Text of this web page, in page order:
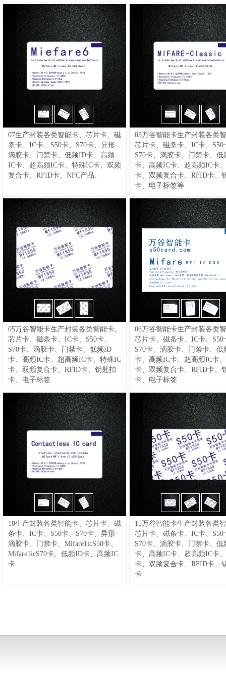
07生产封装各类智能卡、芯片卡、磁
条卡、IC卡、S50卡、S70卡、异形
滴胶卡、门禁卡、低频ID卡、高频
IC卡、超高频IC卡、特殊IC卡、双频
复合卡、RFID卡、NFC产品、
03万谷智能卡生产封装各类
芯片卡、磁条卡、IC卡、S50
S70卡、滴胶卡、门禁卡、低
卡、高频IC卡、超高频IC卡
卡、双频复合卡、RFID卡、
卡、电子标签等
05万谷智能卡生产封装各类智能卡、
芯片卡、磁条卡、IC卡、S50卡、
S70卡、滴胶卡、门禁卡、低频ID
卡、高频IC卡、超高频IC卡、特殊IC
卡、双频复合卡、RFID卡、钥匙扣
卡、电子标签
06万谷智能卡生产封装各类
芯片卡、磁条卡、IC卡、S50
S70卡、滴胶卡、门禁卡、低
卡、高频IC卡、超高频IC卡
卡、双频复合卡、RFID卡、
卡、电子标签
18生产封装各类智能卡、芯片卡、磁
条卡、IC卡、S50卡、S70卡、异形
滴胶卡、门禁卡、Mifare1icS50卡、
Mifare1icS70卡、低频ID卡、高频IC
卡
15万谷智能卡生产封装各类
芯片卡、磁条卡、IC卡、S50
S70卡、滴胶卡、门禁卡、低
卡、高频IC卡、超高频IC卡
卡、双频复合卡、RFID卡、
卡
流量开关靶式流量开关流量开关流量
开关水流开关插入式流水开关 /
01,LKB-01D.COM挡板式流量开关，
FB12传感器升级版 / 03,FE20活塞式
流量开关，气液两用活塞式流量开关
传感器与控制器升级版XIDE新西德
传感器电子设备制造厂@活塞式流量
开关 / 04,FE40活塞式流量开关，气
液活塞式显示流量开关定制版XIDE
新西德传感器电子设备制造厂@流量
显示开关 / 05,FE50.CC|指针式流量开
关|磁珠流量开关|活塞式流量开关|活
塞流量开关|气体监测|流量开关|水流
开关|水流量开关|可调式流量开关|消
防流量开关|示流信号器|油流开关|机
械式流量开关|断流报警|滚珠流量开
关|指针显示通断检测|磁性感应流量
开关| / 07,FR12电子式流量开关，常
量开关传感器 / 09,FSC100一体式数
显型流量+温度开关传感器XIDE新西
德传感器电子设备制造厂@热制式传
感器 / 19,F200.CC一体式流量温度开
关传感器XIDE新西德，流量开关,流
量传感器,水流量开关,水流量传感器,
新西德电子设备XIDE.APP@一体式
流量温度开关
20,消防流量开关
体涡轮流量计
/ 16,节流装置 /
17,LWGY-32螺纹连接液体涡轮脉冲
型流量计新款
21,F2000X升级型流
量积算仪
限温度开关|高启温度开关|低启温度
开关|温控器|热水温控器|管道温控器|
锅炉温控器|供热温控器|双金属式温
控器|压力式温控器| / 62,ST20机械式
双金属片温度变送器传感器升级版温
度,湿度,开关,传感器,控制器,变送器,
温控器,热保护器,温度计,湿度计,@温
度传感器,新西德电子设备XIDE.APP
63,ST30(PT100)气液温度开关变送
器,控制器,变送器,温控器,热保护器,
温度计,湿度计,@温度变送器,新西德
电子设备XIDE.APP /
64,ST40(PT100)一体式温度开关变送
器传感器升级版温度,湿度,开关,传感
器,控制器,变送器,温控器,热保护器,
温度计,湿度计,@一体式温度开关,新
西德电子设备XIDE.APP
体式气液温度开关变送传感器升级版
XIDE新西德传感器电子设备制造厂
@一体式温度变送器，新西德电子设
备XIDE.APP / 67,ST70.CC电子一体
式气液智能温度开关变送器传感器升
级版XIDE新西德传感器电子设备制
造厂@智能温度开关，新西德电子设
备XIDE.APP
射频导纳开关|物液位计|高位射频导
纳开关|低位射频导纳开关|液位开关|
射频导纳式物位开关|料位开关|料位
计|电容料位开关|阻旋料位开关|音叉
料位开关|电容式料位开关|料位限位
开关|重锤式料位计|电容式料位计|阻
旋式料位计|射线料位计|超声波料位
计|雷达料位计|导波式雷达料位计|膜
片式料位开关|阻旋式料位开关|振棒
式料位开关|音叉式料位开关|固体位
移传感器| / 91,XIDESP-2物液位计产
压力开关
45,PQ50.CC紧凑型扩散硅式压力开
关变送器控制器,扩散硅压力传感器,
扩散硅式压力变送器升级版压力,开
关,传感器,控制器,变送器,压力计,@
扩散硅式压力开关,新西德电子设备
XIDE.APP / 31,PS10薄膜式可调压力
开关,薄膜式压力开关,两线制镀锌钢
压力开关,膜片式压力开关,高低温压
型压力开关,水油气压力开关,单刀双
掷压力开关@可调压力开关 /
33,PS20薄膜式机械式活塞式压力开
关传感器升级版​XIDE新西德传感器
电子设备制造厂@压力开关变送器 /
35,PS30机械式水.油.气压力开关传感
器升级版XIDE新西德传感器电子设
升级版XIDE新西德传感器电子设备
制造厂@无泄漏压力开关 / 38,PS50
可调膜片式微动压力传感器升级版
XIDE新西德传感器电子设备制造厂
@微动压力开关
/ 39,PS60(Y500s)双
触点膜片式压力升级版XIDE新西德
传感器电子设备制造厂@膜片式压力
开关
40,PQ31智能数显一体型压力
开关变送器传感器升级版XIDE新西
送器【XIDE.APP】
41,PQ35.CC智
能压力开关数显一体型传感器升级版
XIDE新西德传感器电子设备制造厂
@智能压力开关
42,PQ36电子式数
显现场压力传感器升级版XIDE新西
德传感器电子设备制造厂@电子压力
开关 / 43,PQ40气液通用数显型压力
开关变送传感器升级版XIDE新西德
传感器电子设备制造厂@数显压力开
44,PQ40D气液通用数显压力开
关变送传感器升级版XIDE新西德传
感器电子设备制造厂@通用压力开关
46,PQ70气液差压数显压力开关变
送传感器升级版XIDE新西德传感器
电子设备制造厂@差压开关 / 47,空气
能热泵,空调用高低压开关（压力开
关）汽车空调,中央空调使用,热水器
使用,
其它产品
库存产品 / 121,五芯航空插头屏蔽线
2米材料升级版 / 122,螺纹转接头